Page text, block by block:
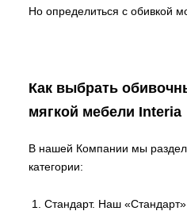
Но определиться с обивкой
Как выбрать
мягкой мебели Interia
В нашей Компании мы
категории:
Стандарт. Наш